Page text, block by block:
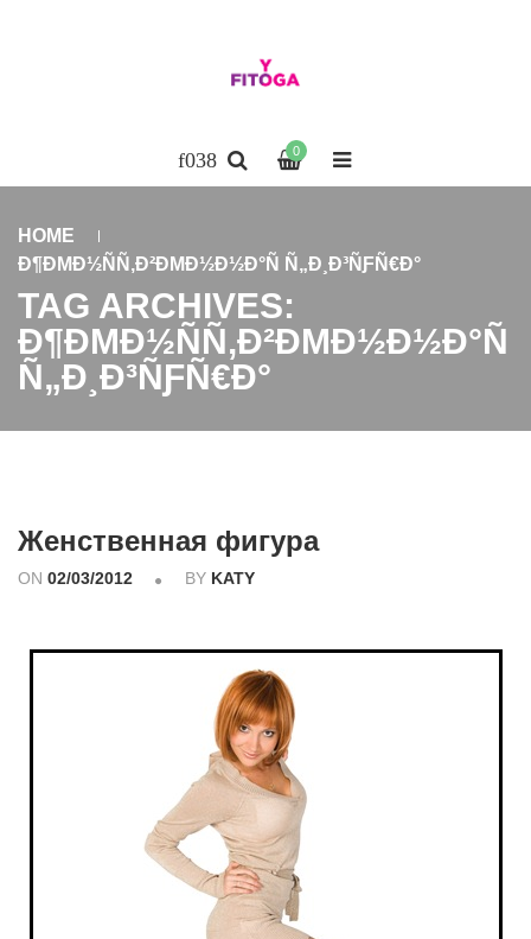
0
HOME
Ð¶ÐΜÐ½ÑÑ‚Ð²ÐΜÐ½Ð½Ð°Ñ Ñ„Ð¸Ð³ÑƑÑ€Ð°
TAG ARCHIVES:
Ð¶ÐΜÐ½ÑÑ‚Ð²ÐΜÐ½Ð½Ð°Ñ
Ñ„Ð¸Ð³ÑƑÑ€Ð°
Женственная фигура
ON 02/03/2012 BY KATY